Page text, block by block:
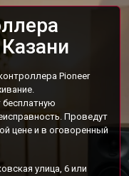
Pioneer
Проведут
цене и в оговоренный
улица, 6 или